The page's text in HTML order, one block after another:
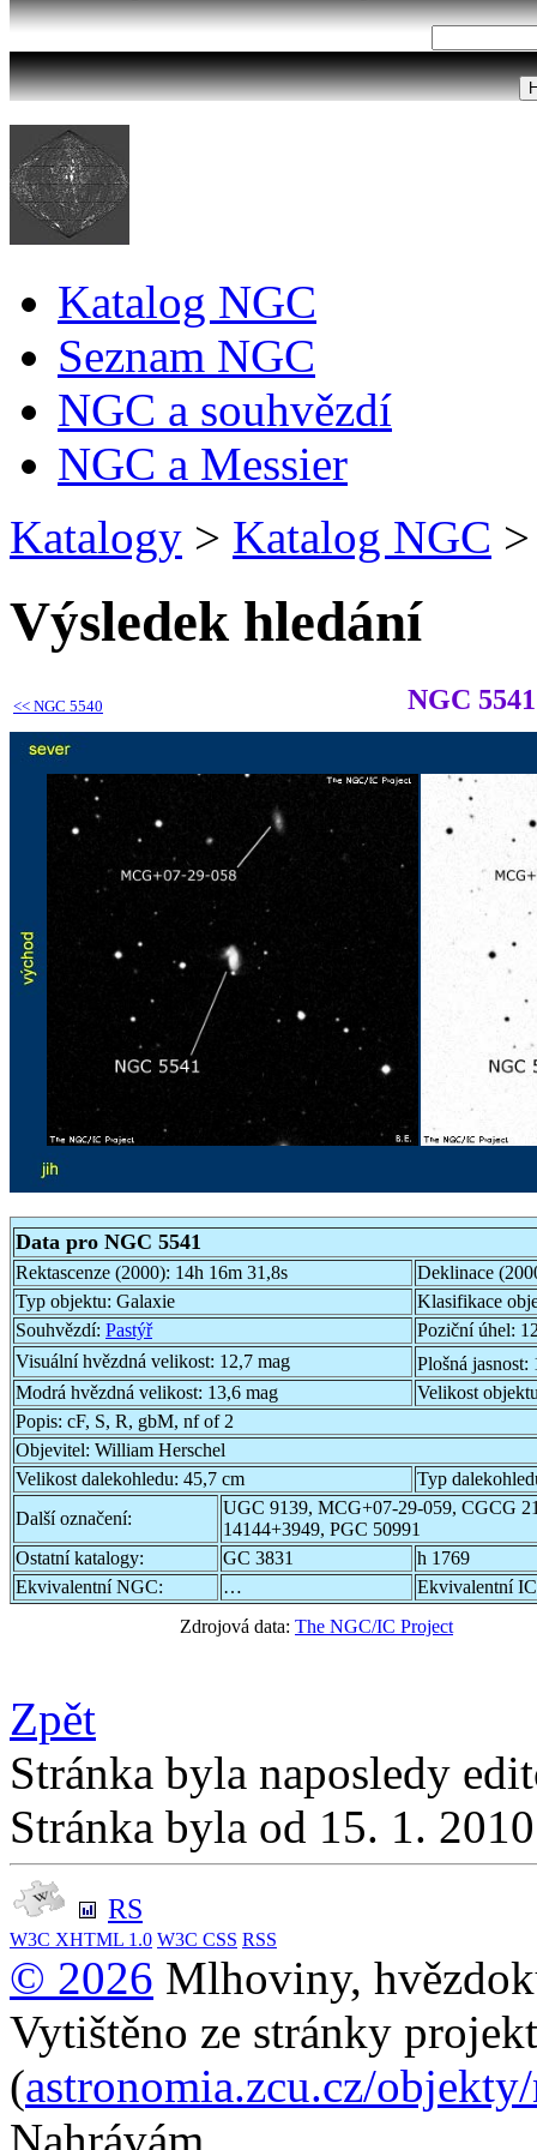
Katalog NGC
Seznam NGC
NGC a souhvězdí
NGC a Messier
Katalogy > Katalog NGC >
Výsledek hledání
<< NGC 5540 NGC 5541
Data pro NGC 5541
Rektascenze (2000): 14h 16m 31,8s
Deklinace
Typ objektu: Galaxie
Klasifikace
Souhvězdí: Pastýř Poziční úhel:
Visuální hvězdná velikost: 12,7 mag Plošná jasnost:
Modrá hvězdná velikost: 13,6 mag
Velikost
Popis: cF, S, R, gbM, nf of 2
Objevitel: William Herschel
Velikost dalekohledu: 45,7 cm
Typ
Další označení:
UGC 9139, MCG+07-29-059, CGCG
14144+3949, PGC 50991
Ostatní katalogy:
GC 3831
h 1769
Ekvivalentní NGC:
…
Ekvivalentní
Zdrojová data: The NGC/IC Project
Zpět
Stránka byla naposledy
Stránka byla od 15. 1.
RS
W3C XHTML 1.0 W3C CSS RSS
© 2026 Mlhoviny,
Vytištěno ze stránky
(astronomia.zcu.cz/
Nahrávám...